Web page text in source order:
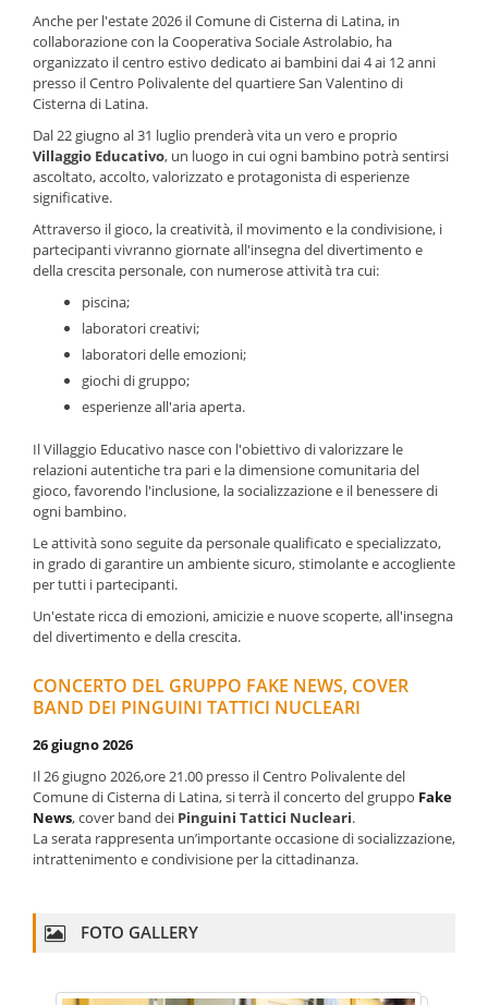
Anche per l'estate 2026 il Comune di Cisterna di Latina, in
collaborazione con la Cooperativa Sociale Astrolabio, ha
organizzato il centro estivo dedicato ai bambini dai 4 ai 12 anni
presso il Centro Polivalente del quartiere San Valentino di
Cisterna di Latina.
Dal 22 giugno al 31 luglio prenderà vita un vero e proprio
Villaggio Educativo, un luogo in cui ogni bambino potrà sentirsi
ascoltato, accolto, valorizzato e protagonista di esperienze
significative.
Attraverso il gioco, la creatività, il movimento e la condivisione, i
partecipanti vivranno giornate all'insegna del divertimento e
della crescita personale, con numerose attività tra cui:
piscina;
laboratori creativi;
laboratori delle emozioni;
giochi di gruppo;
esperienze all'aria aperta.
Il Villaggio Educativo nasce con l'obiettivo di valorizzare le
relazioni autentiche tra pari e la dimensione comunitaria del
gioco, favorendo l'inclusione, la socializzazione e il benessere di
ogni bambino.
Le attività sono seguite da personale qualificato e specializzato,
in grado di garantire un ambiente sicuro, stimolante e accogliente
per tutti i partecipanti.
Un'estate ricca di emozioni, amicizie e nuove scoperte, all'insegna
del divertimento e della crescita.
CONCERTO DEL GRUPPO FAKE NEWS, COVER
BAND DEI PINGUINI TATTICI NUCLEARI
26 giugno 2026
Il 26 giugno 2026,ore 21.00 presso il Centro Polivalente del
Comune di Cisterna di Latina, si terrà il concerto del gruppo Fake
News, cover band dei Pinguini Tattici Nucleari.
La serata rappresenta un’importante occasione di socializzazione,
intrattenimento e condivisione per la cittadinanza.
FOTO GALLERY